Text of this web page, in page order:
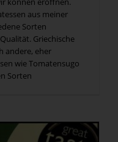
aus meiner
Sorten
Griechische
andere, eher
wie Tomatensugo
Sorten